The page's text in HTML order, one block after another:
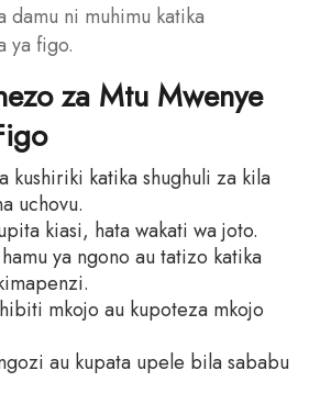
damu ni muhimu katika
ya figo.
za Mtu Mwenye
kushiriki katika shughuli za kila
uchovu.
kiasi, hata wakati wa joto.
ya ngono au tatizo katika
mkojo au kupoteza mkojo
au kupata upele bila sababu